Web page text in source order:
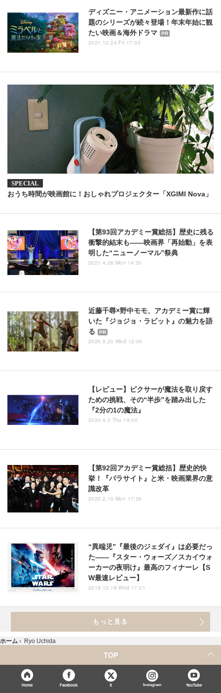
ディズニー・アニメーション最新作に話
題のシリーズが続々登場！年末年始に観
たい映画＆海外ドラマ
PR
2021.12.24 Fri 17:00
おうち時間が映画館に！おしゃれプロジェクター「XGIMI Nova」
【第93回アカデミー賞総括】歴史に残る
衝撃的結末も――映画界「再始動」を表
明した“ニューノーマル”祭典
2021.4.26 Mon 14:30
近藤千尋×野中モモ、アカデミー賞に輝
いた『ジョジョ・ラビット』の魅力を語
る
PR
2020.5.20 Wed 12:00
【レビュー】ピクサーが魔法を取り戻す
ための挑戦、その“半歩”を踏み出した
『2分の1の魔法』
2020.4.2 Thu 19:00
【第92回アカデミー賞総括】歴史的快
挙！『パラサイト』と米・映画業界の意
識改革
2020.2.10 Mon 17:26
“異端児”『最後のジェダイ』は必要だっ
た――『スター・ウォーズ／スカイウォ
ーカーの夜明け』最高のフィナーレ【S
W最速レビュー】
2019.12.18 Wed 17:01
もっと見る
ホーム › Ryo Uchida
TOP
Home Facebook X Instagram YouTube